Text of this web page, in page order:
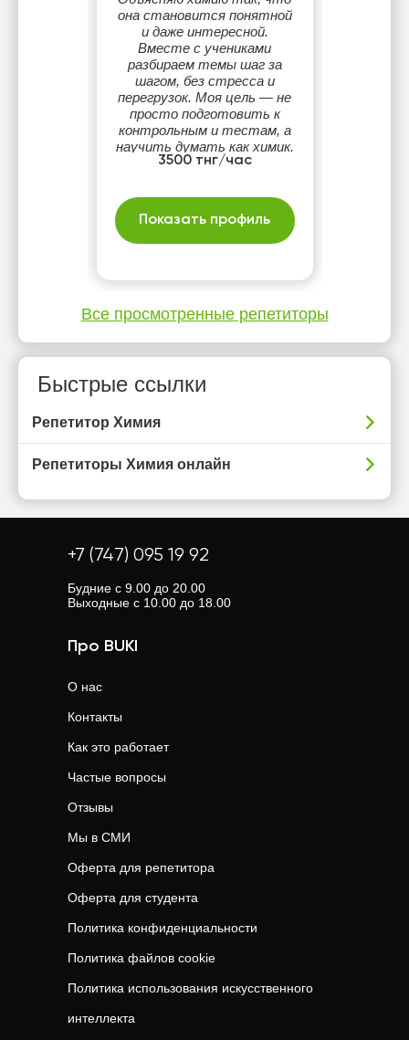
она становится понятной
и даже интересной.
Вместе с учениками
разбираем темы шаг за
шагом, без стресса и
перегрузок. Моя цель — не
просто подготовить к
контрольным и тестам, а
научить думать как химик.
3500 тнг/час
Показать профиль
Все просмотренные репетиторы
Быстрые ссылки
Репетитор Химия
Репетиторы Химия онлайн
+7 (747) 095 19 92
Будние с 9.00 до 20.00
Выходные с 10.00 до 18.00
Про BUKI
О нас
Контакты
Как это работает
Частые вопросы
Отзывы
Мы в СМИ
Оферта для репетитора
Оферта для студента
Политика конфиденциальности
Политика файлов cookie
Политика использования искусственного
интеллекта